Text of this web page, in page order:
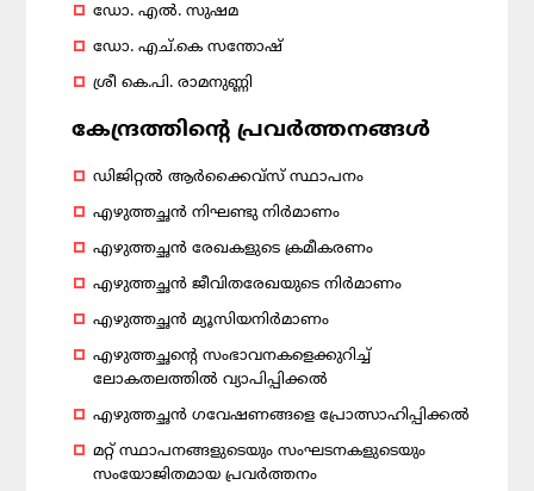
ഡോ. എൽ. സുഷമ
ഡോ. എച്.കെ സന്തോഷ്
ശ്രീ കെ.പി. രാമനുണ്ണി
കേന്ദ്രത്തിന്റെ പ്രവര്‍ത്തനങ്ങള്‍
ഡിജിറ്റല്‍ ആര്‍ക്കൈവ്‌സ് സ്ഥാപനം
എഴുത്തച്ഛന്‍ നിഘണ്ടു നിര്‍മാണം
എഴുത്തച്ഛന്‍ രേഖകളുടെ ക്രമീകരണം
എഴുത്തച്ഛന്‍ ജീവിതരേഖയുടെ നിര്‍മാണം
എഴുത്തച്ഛന്‍ മ്യൂസിയനിര്‍മാണം
എഴുത്തച്ഛന്റെ സംഭാവനകളെക്കുറിച്ച്
ലോകതലത്തില്‍ വ്യാപിപ്പിക്കല്‍
എഴുത്തച്ഛന്‍ ഗവേഷണങ്ങളെ പ്രോത്സാഹിപ്പിക്കല്‍
മറ്റ് സ്ഥാപനങ്ങളുടെയും സംഘടനകളുടെയും
സംയോജിതമായ പ്രവര്‍ത്തനം